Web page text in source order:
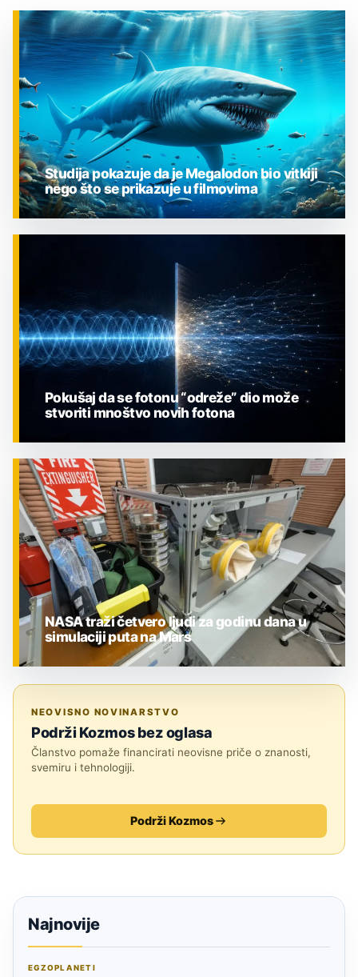
Studija pokazuje da je Megalodon bio vitkiji
nego što se prikazuje u filmovima
ZNANOST
Pokušaj da se fotonu “odreže” dio može
stvoriti mnoštvo novih fotona
NASA traži četvero ljudi za godinu dana u
simulaciji puta na Mars
NEOVISNO NOVINARSTVO
Podrži Kozmos bez oglasa
Članstvo pomaže financirati neovisne priče o znanosti,
svemiru i tehnologiji.
Podrži Kozmos
Najnovije
EGZOPLANETI